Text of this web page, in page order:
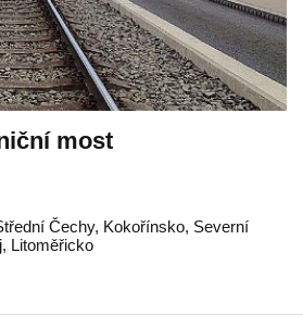
most
Čechy, Kokořínsko, Severní
, Litoměřicko